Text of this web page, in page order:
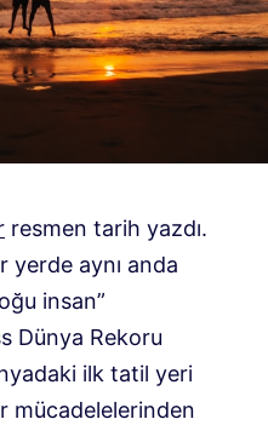
resmen tarih yazdı.
yerde aynı anda
insan”
Dünya Rekoru
ilk tatil yeri
mücadelelerinden